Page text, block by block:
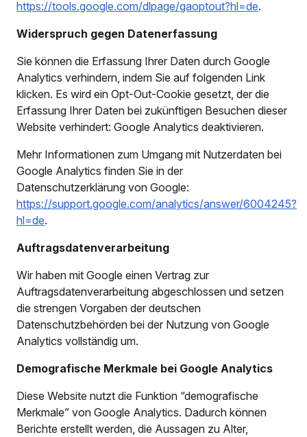
https://tools.google.com/dlpage/gaoptout?hl=de.
Widerspruch gegen Datenerfassung
Sie können die Erfassung Ihrer Daten durch Google
Analytics verhindern, indem Sie auf folgenden Link
klicken. Es wird ein Opt-Out-Cookie gesetzt, der die
Erfassung Ihrer Daten bei zukünftigen Besuchen dieser
Website verhindert: Google Analytics deaktivieren.
Mehr Informationen zum Umgang mit Nutzerdaten bei
Google Analytics finden Sie in der
Datenschutzerklärung von Google:
https://support.google.com/analytics/answer/6004245?
hl=de.
Auftragsdatenverarbeitung
Wir haben mit Google einen Vertrag zur
Auftragsdatenverarbeitung abgeschlossen und setzen
die strengen Vorgaben der deutschen
Datenschutzbehörden bei der Nutzung von Google
Analytics vollständig um.
Demografische Merkmale bei Google Analytics
Diese Website nutzt die Funktion “demografische
Merkmale” von Google Analytics. Dadurch können
Berichte erstellt werden, die Aussagen zu Alter,